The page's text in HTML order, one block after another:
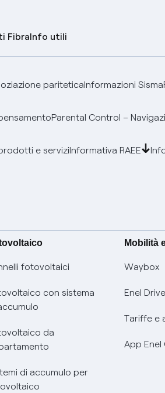
FibraInfo utili
pariteticaInformazioni Sisma
Parental Control –
e serviziInformativa RAEE
fotovoltaici
con sistema
da
di accumulo per
Mobilità
Waybox
Enel Drive
Tariffe e
App Enel